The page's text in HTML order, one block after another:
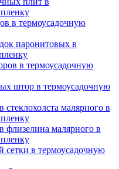
в термоусадочную
паронитовых в
в термоусадочную
штор в термоусадочную
стеклохолста малярного в
флизелина малярного в
сетки в термоусадочную